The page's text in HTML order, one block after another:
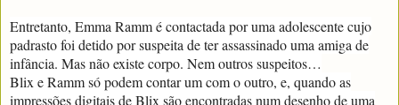
Entretanto, Emma Ramm é contactada por uma adolescente cujo
padrasto foi detido por suspeita de ter assassinado uma amiga de
infância. Mas não existe corpo. Nem outros suspeitos…
Blix e Ramm só podem contar um com o outro, e, quando as
impressões digitais de Blix são encontradas num desenho de uma